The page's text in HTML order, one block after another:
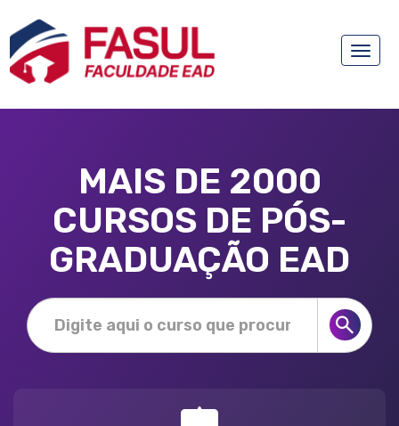
Toggle
MAIS DE 2000
CURSOS DE PÓS-
GRADUAÇÃO EAD